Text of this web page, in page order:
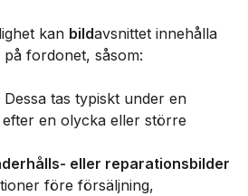
kan bildavsnittet innehålla
fordonet, såsom:
Dessa tas typiskt under en
en olycka eller större
eller reparationsbilder
före försäljning,